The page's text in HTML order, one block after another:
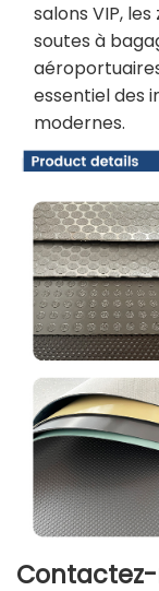
salons VIP,
soutes à
essentiel des
modernes.